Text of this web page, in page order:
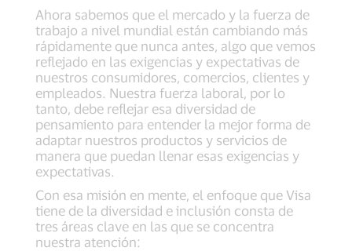
Ahora sabemos que el mercado y la fuerza de
trabajo a nivel mundial están cambiando más
rápidamente que nunca antes, algo que vemos
reflejado en las exigencias y expectativas de
nuestros consumidores, comercios, clientes y
empleados. Nuestra fuerza laboral, por lo
tanto, debe reflejar esa diversidad de
pensamiento para entender la mejor forma de
adaptar nuestros productos y servicios de
manera que puedan llenar esas exigencias y
expectativas.
Con esa misión en mente, el enfoque que Visa
tiene de la diversidad e inclusión consta de
tres áreas clave en las que se concentra
nuestra atención: